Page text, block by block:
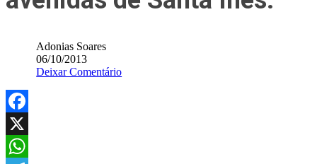
Adonias Soares
06/10/2013
Deixar Comentário
Facebook
X